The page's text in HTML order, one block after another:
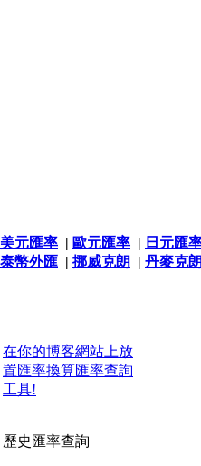
美元匯率 | 歐元匯率 | 日元匯
泰幣外匯 | 挪威克朗 | 丹麥克朗
在你的博客網站上放
置匯率換算匯率查詢
工具!
歷史匯率查詢